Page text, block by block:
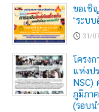
ขอเชิ
“ระบ
31/
โครง
แห่งป
NSC)
ภูมิภา
(รอบน